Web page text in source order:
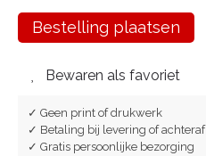
Bestelling plaatsen
Bewaren als favoriet
✓ Geen print of drukwerk
✓ Betaling bij levering of achteraf
✓ Gratis persoonlijke bezorging